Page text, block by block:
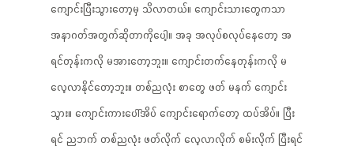
ကျောင်းပြီးသွားတော့မှ သိလာတယ်။ ကျောင်းသားတွေကသာ
အနာဂတ်အတွက်ဆိုတာကိုပေါ့။ အခု အလုပ်စလုပ်နေတော့ အ
ရင်တုန်းကလို မအားတော့ဘူး။ ကျောင်းတက်နေတုန်းကလို မ
လေ့လာနိုင်တော့ဘူး။ တစ်ညလုံး စာတွေ ဖတ် မနက် ကျောင်း
သွား။ ကျောင်းကားပေါ်အိပ် ကျောင်းရောက်တော့ ထပ်အိပ်။ ပြီး
ရင် ညဘက် တစ်ညလုံး ဖတ်လိုက် လေ့လာလိုက် စမ်းလိုက် ပြီးရင်